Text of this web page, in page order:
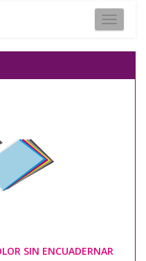
Toggle
SIN ENCUADERNAR